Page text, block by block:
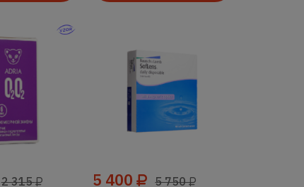
2 315 5 400 5 750